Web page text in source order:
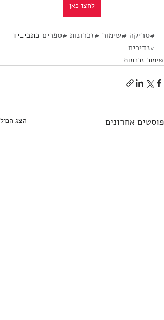
לחצו כאן
#סריקה #שימור #זכרונות #ספרים כתבי_יד
#נדירים
שימור זכרונות
פוסטים אחרונים הצג הכול